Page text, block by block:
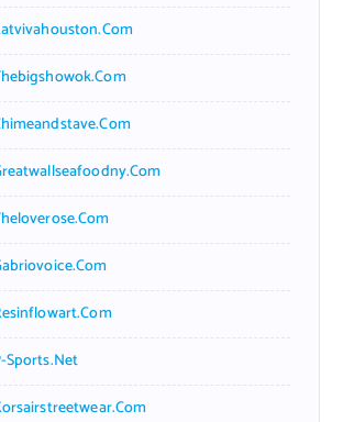
Sports.net